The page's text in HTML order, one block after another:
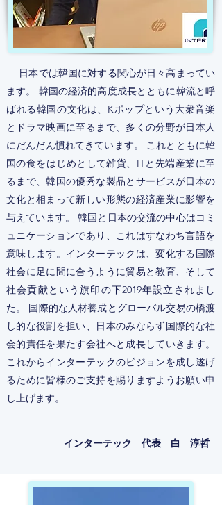
日本では韓国に対する関心が日々高まってい
ます。 韓国の経済的高度成長とともに韓流と呼
ばれる韓国の文化は、Kポップという大衆音楽
とドラマ映画に至るまで、多くの分野が日本人
にだんだん慣れてきています。 これとともに韓
国の食をはじめとして雑貨、ITと先端産業に至
るまで、韓国の優秀な製品とサービスが日本の
文化と相まって新しい形態の経済産業に影響を
与えています。 韓国と日本の交流の中心はコミ
ュニケーションであり、これはすなわち言語を
意味します。インターテックは、変化する国際
社会に足に間に合うように貿易と教育、そして
社会貢献という旗印の下2019年設立されまし
た。 国際的な人材養成とグローバル交易の橋渡
し的な役割を担い、日本のみならず国際的な社
会的責任を果たす会社へと成長していきます。
これからインターテックのビジョンを成し遂げ
るために皆様のご支持を賜りますようお願い申
し上げます。
インターテック 代表 白 淳哲